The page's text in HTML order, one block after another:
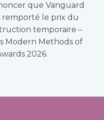
que Vanguard
remporté le prix du
temporaire –
Modern Methods of
2026.